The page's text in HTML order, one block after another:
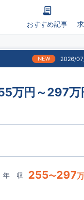
おすすめ記事
NEW 2026/
万円～297万
年 収 255〜297